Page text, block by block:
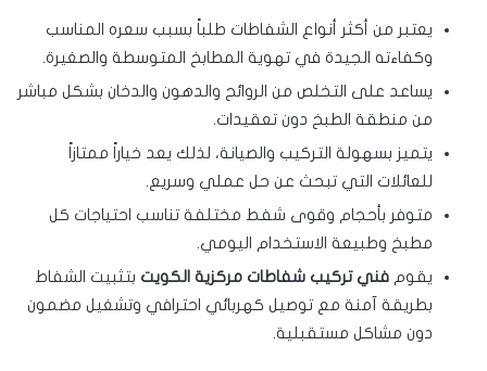
يعتبر من أكثر أنواع الشفاطات طلباً بسبب سعره المناسب
وكفاءته الجيدة في تهوية المطابخ المتوسطة والصغيرة.
يساعد على التخلص من الروائح والدهون والدخان بشكل مباشر
من منطقة الطبخ دون تعقيدات.
يتميز بسهولة التركيب والصيانة، لذلك يعد خياراً ممتازاً
للعائلات التي تبحث عن حل عملي وسريع.
متوفر بأحجام وقوى شفط مختلفة تناسب احتياجات كل
مطبخ وطبيعة الاستخدام اليومي.
يقوم فني تركيب شفاطات مركزية الكويت بتثبيت الشفاط
بطريقة آمنة مع توصيل كهربائي احترافي وتشغيل مضمون
دون مشاكل مستقبلية.